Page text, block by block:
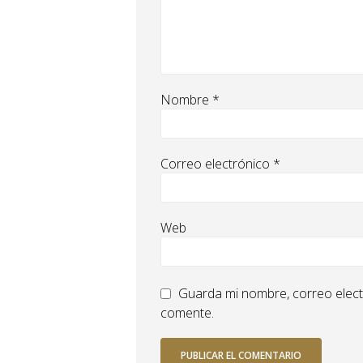
Nombre *
Correo electrónico *
Web
Guarda mi nombre, correo
comente.